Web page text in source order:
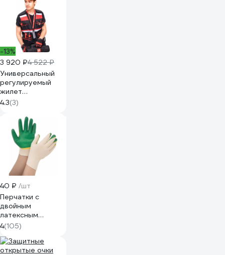
-13%
3 920 ₽4 522 ₽
Универсальный
регулируемый
жилет
монтажника
Система LO43175
TOOLVESTBAG-
4.3(3)
40 ₽ /шт
Перчатки с
двойным
латексным
обливом Gigant 13
класс,1 пара,
зеленые GGL-16
4(105)